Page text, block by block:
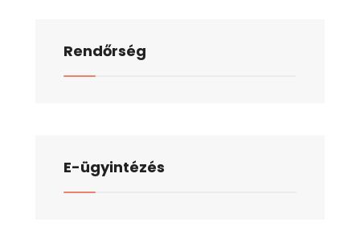
Rendőrség
E-ügyintézés